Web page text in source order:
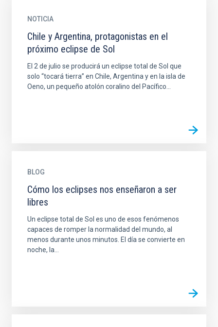
NOTICIA
Chile y Argentina, protagonistas en el
próximo eclipse de Sol
El 2 de julio se producirá un eclipse total de Sol que
solo “tocará tierra” en Chile, Argentina y en la isla de
Oeno, un pequeño atolón coralino del Pacífico...
BLOG
Cómo los eclipses nos enseñaron a ser
libres
Un eclipse total de Sol es uno de esos fenómenos
capaces de romper la normalidad del mundo, al
menos durante unos minutos. El día se convierte en
noche, la...